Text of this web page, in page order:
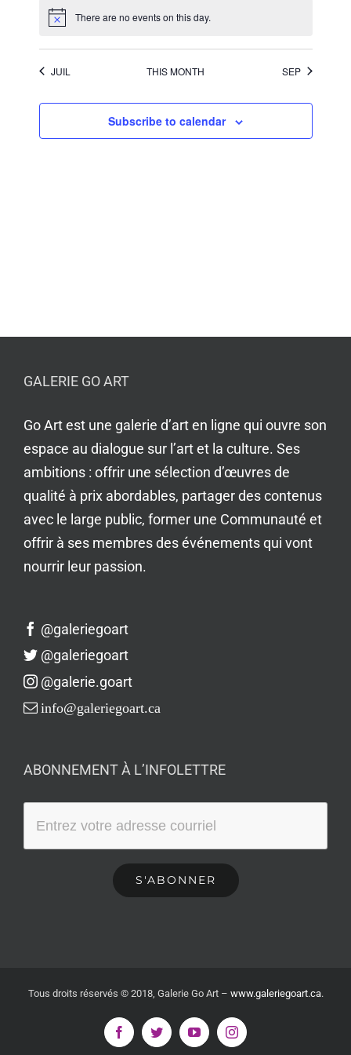
There are no events on this day.
JUIL THIS MONTH SEP
Subscribe to calendar
GALERIE GO ART
Go Art est une galerie d’art en ligne qui ouvre son
espace au dialogue sur l’art et la culture. Ses
ambitions : offrir une sélection d’œuvres de
qualité à prix abordables, partager des contenus
avec le large public, former une Communauté et
offrir à ses membres des événements qui vont
nourrir leur passion.
@galeriegoart
@galeriegoart
@galerie.goart
info@galeriegoart.ca
ABONNEMENT À L’INFOLETTRE
Tous droits réservés © 2018, Galerie Go Art– www.galeriegoart.ca.
FacebookTwitterYouTubeInstagram